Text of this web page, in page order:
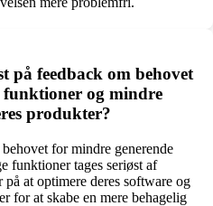
på feedback om behovet
funktioner og mindre
produkter?
for mindre generende
funktioner tages seriøst af
at optimere deres software og
for at skabe en mere behagelig